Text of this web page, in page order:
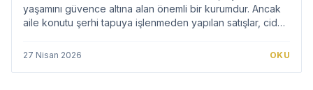
yaşamını güvence altına alan önemli bir kurumdur. Ancak
aile konutu şerhi tapuya işlenmeden yapılan satışlar, ciddi
27 Nisan 2026 OKU